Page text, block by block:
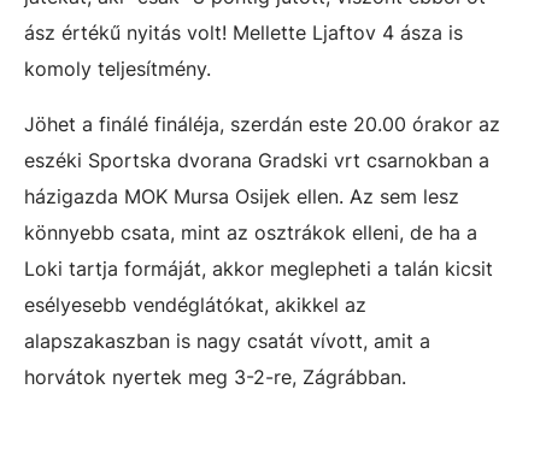
ász értékű nyitás volt! Mellette Ljaftov 4 ásza is
komoly teljesítmény.
Jöhet a finálé fináléja, szerdán este 20.00 órakor az
eszéki Sportska dvorana Gradski vrt csarnokban a
házigazda MOK Mursa Osijek ellen. Az sem lesz
könnyebb csata, mint az osztrákok elleni, de ha a
Loki tartja formáját, akkor meglepheti a talán kicsit
esélyesebb vendéglátókat, akikkel az
alapszakaszban is nagy csatát vívott, amit a
horvátok nyertek meg 3-2-re, Zágrábban.